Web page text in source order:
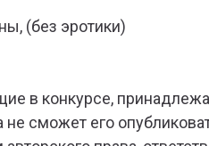
(без эротики)
в конкурсе,
сможет его